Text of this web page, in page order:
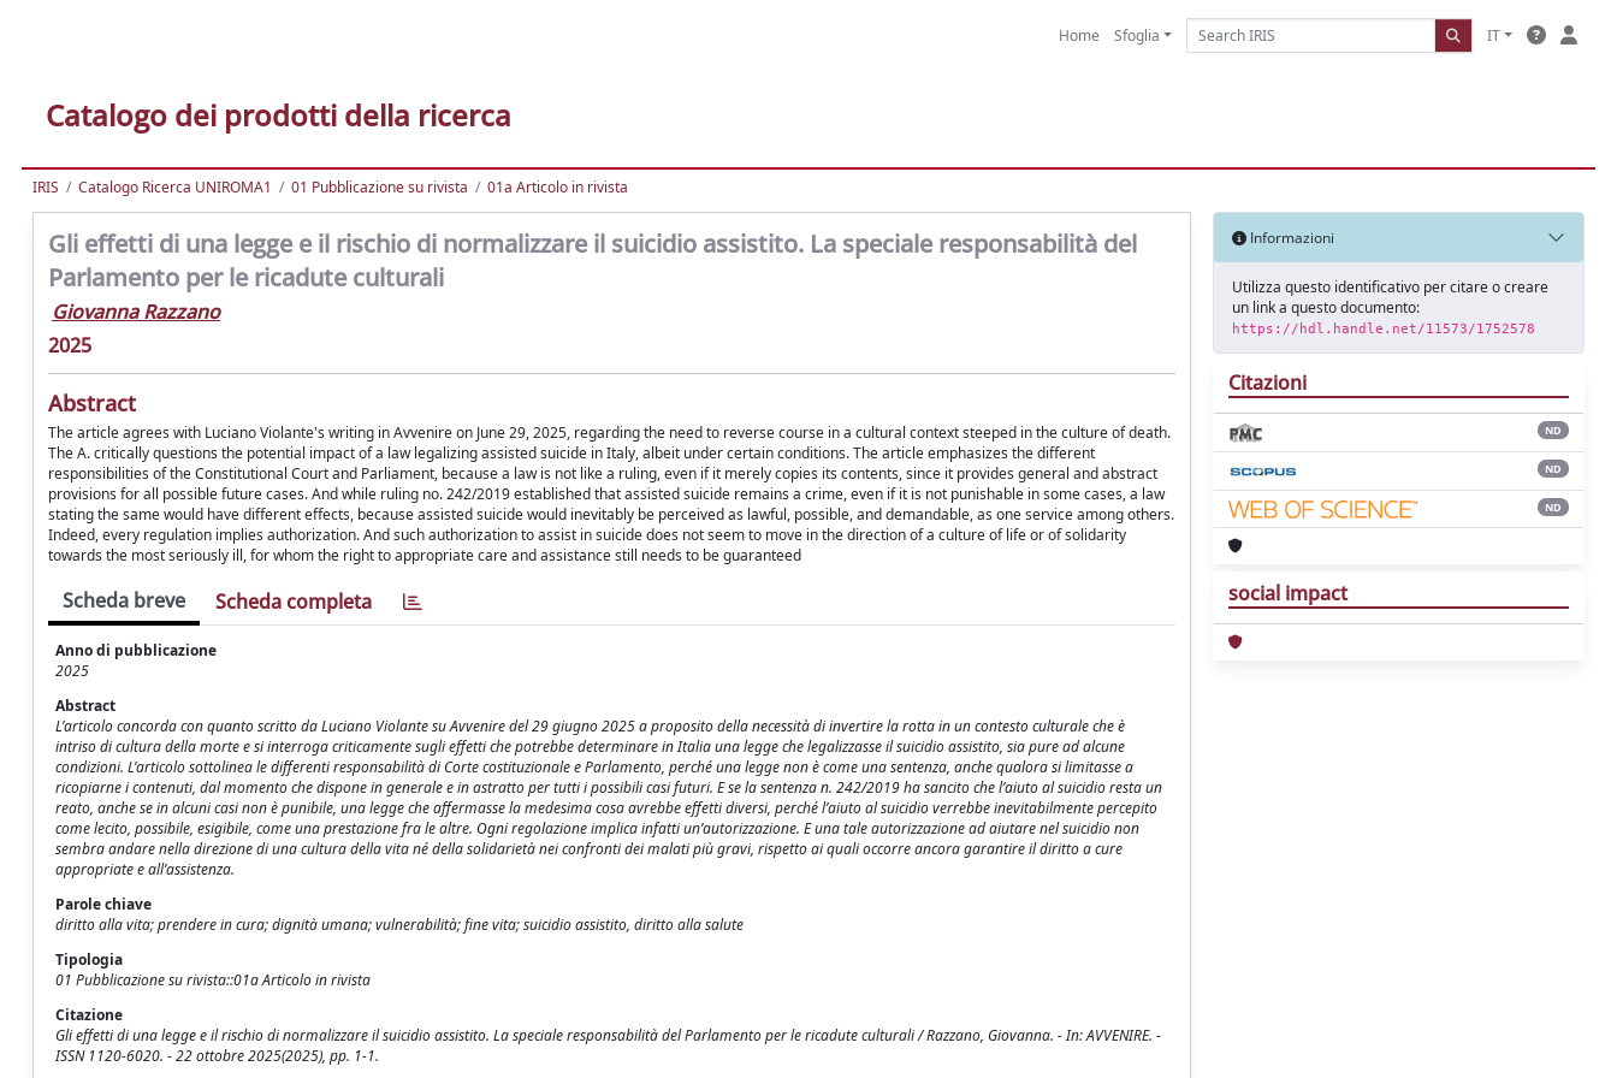
Home Sfoglia IT
Catalogo dei prodotti della ricerca
IRIS Catalogo Ricerca UNIROMA1 01 Pubblicazione su rivista 01a Articolo in rivista
Gli effetti di una legge e il rischio di normalizzare il suicidio assistito. La speciale responsabilità del
Parlamento per le ricadute culturali
Giovanna Razzano
2025
Abstract
The article agrees with Luciano Violante's writing in Avvenire on June 29, 2025, regarding the need to reverse course in a cultural context steeped in the culture of death.
The A. critically questions the potential impact of a law legalizing assisted suicide in Italy, albeit under certain conditions. The article emphasizes the different
responsibilities of the Constitutional Court and Parliament, because a law is not like a ruling, even if it merely copies its contents, since it provides general and abstract
provisions for all possible future cases. And while ruling no. 242/2019 established that assisted suicide remains a crime, even if it is not punishable in some cases, a law
stating the same would have different effects, because assisted suicide would inevitably be perceived as lawful, possible, and demandable, as one service among others.
Indeed, every regulation implies authorization. And such authorization to assist in suicide does not seem to move in the direction of a culture of life or of solidarity
towards the most seriously ill, for whom the right to appropriate care and assistance still needs to be guaranteed
Scheda breve Scheda completa
Anno di pubblicazione
2025
Abstract
L’articolo concorda con quanto scritto da Luciano Violante su Avvenire del 29 giugno 2025 a proposito della necessità di invertire la rotta in un contesto culturale che è
intriso di cultura della morte e si interroga criticamente sugli effetti che potrebbe determinare in Italia una legge che legalizzasse il suicidio assistito, sia pure ad alcune
condizioni. L’articolo sottolinea le differenti responsabilità di Corte costituzionale e Parlamento, perché una legge non è come una sentenza, anche qualora si limitasse a
ricopiarne i contenuti, dal momento che dispone in generale e in astratto per tutti i possibili casi futuri. E se la sentenza n. 242/2019 ha sancito che l’aiuto al suicidio resta un
reato, anche se in alcuni casi non è punibile, una legge che affermasse la medesima cosa avrebbe effetti diversi, perché l’aiuto al suicidio verrebbe inevitabilmente percepito
come lecito, possibile, esigibile, come una prestazione fra le altre. Ogni regolazione implica infatti un’autorizzazione. E una tale autorizzazione ad aiutare nel suicidio non
sembra andare nella direzione di una cultura della vita né della solidarietà nei confronti dei malati più gravi, rispetto ai quali occorre ancora garantire il diritto a cure
appropriate e all’assistenza.
Parole chiave
diritto alla vita; prendere in cura; dignità umana; vulnerabilità; fine vita; suicidio assistito, diritto alla salute
Tipologia
01 Pubblicazione su rivista::01a Articolo in rivista
Citazione
Gli effetti di una legge e il rischio di normalizzare il suicidio assistito. La speciale responsabilità del Parlamento per le ricadute culturali / Razzano, Giovanna. - In: AVVENIRE. -
ISSN 1120-6020. - 22 ottobre 2025(2025), pp. 1-1.
Informazioni
Utilizza questo identificativo per citare o creare
un link a questo documento:
https://hdl.handle.net/11573/1752578
Citazioni
ND
ND
ND
social impact